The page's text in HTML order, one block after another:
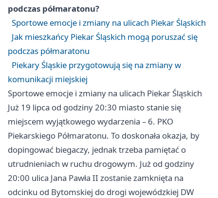
podczas półmaratonu?
Sportowe emocje i zmiany na ulicach Piekar Śląskich
Jak mieszkańcy Piekar Śląskich mogą poruszać się
podczas półmaratonu
Piekary Śląskie przygotowują się na zmiany w
komunikacji miejskiej
Sportowe emocje i zmiany na ulicach Piekar Śląskich
Już 19 lipca od godziny 20:30 miasto stanie się
miejscem wyjątkowego wydarzenia – 6. PKO
Piekarskiego Półmaratonu. To doskonała okazja, by
dopingować biegaczy, jednak trzeba pamiętać o
utrudnieniach w ruchu drogowym. Już od godziny
20:00 ulica Jana Pawła II zostanie zamknięta na
odcinku od Bytomskiej do drogi wojewódzkiej DW